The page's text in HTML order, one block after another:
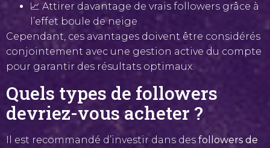
📈 Attirer davantage de vrais followers grâce à
l’effet boule de neige
Cependant, ces avantages doivent être considérés
conjointement avec une gestion active du compte
pour garantir des résultats optimaux.
Quels types de followers
devriez-vous acheter ?
Il est recommandé d’investir dans des followers de